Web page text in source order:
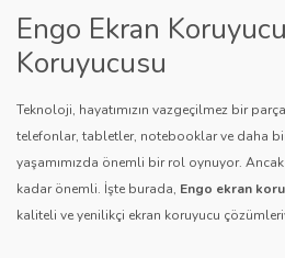
Engo Ekran
Koruyucusu
Teknoloji, hayatımızın vazgeçilmez bir
telefonlar, tabletler, notebooklar ve daha
yaşamımızda önemli bir rol oynuyor.
kadar önemli. İşte burada, Engo ekran
kaliteli ve yenilikçi ekran koruyucu